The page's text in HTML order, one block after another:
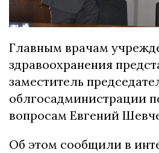
Главным врачам
здравоохранения
заместитель
облгосадминистрации
вопросам Евгений
Об этом сообщили в